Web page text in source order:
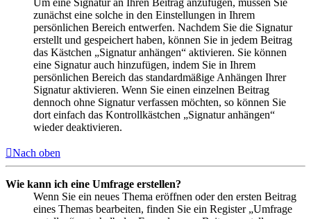
Um eine Signatur an Ihren Beitrag anzufügen, müssen Sie
zunächst eine solche in den Einstellungen in Ihrem
persönlichen Bereich entwerfen. Nachdem Sie die Signatur
erstellt und gespeichert haben, können Sie in jedem Beitrag
das Kästchen „Signatur anhängen“ aktivieren. Sie können
eine Signatur auch hinzufügen, indem Sie in Ihrem
persönlichen Bereich das standardmäßige Anhängen Ihrer
Signatur aktivieren. Wenn Sie einen einzelnen Beitrag
dennoch ohne Signatur verfassen möchten, so können Sie
dort einfach das Kontrollkästchen „Signatur anhängen“
wieder deaktivieren.
Nach oben
Wie kann ich eine Umfrage erstellen?
Wenn Sie ein neues Thema eröffnen oder den ersten Beitrag
eines Themas bearbeiten, finden Sie ein Register „Umfrage